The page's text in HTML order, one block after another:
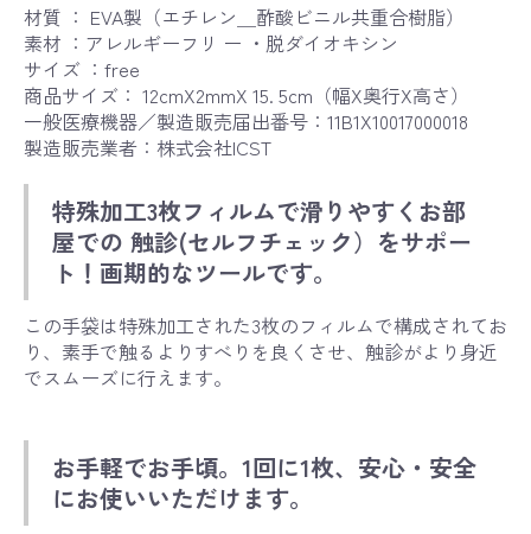
材質 ： EVA製（エチレン＿酢酸ビニル共重合樹脂）
素材 ：アレルギーフリ ー ・脱ダイオキシン
サイズ ：free
商品サイズ： 12cmX2mmX 15. 5cm（幅X奥行X高さ）
一般医療機器／製造販売届出番号：11B1X10017000018
製造販売業者：株式会社ICST
特殊加工3枚フィルムで滑りやすくお部
屋での 触診(セルフチェック）をサポー
ト！画期的なツールです。
この手袋は特殊加工された3枚のフィルムで構成されてお
り、素手で触るよりすべりを良くさせ、触診がより身近
でスムーズに行えます。
お手軽でお手頃。1回に1枚、安心・安全
にお使いいただけます。